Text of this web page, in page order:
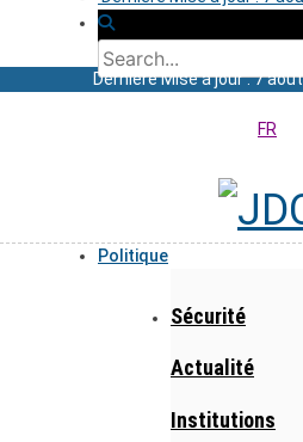
Dernière Mise à jour : 7
FR
Politique
Sécurité
Actualité
Institutions